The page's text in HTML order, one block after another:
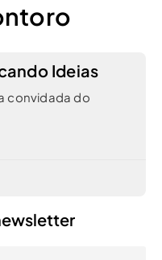
Ideias
convidada do